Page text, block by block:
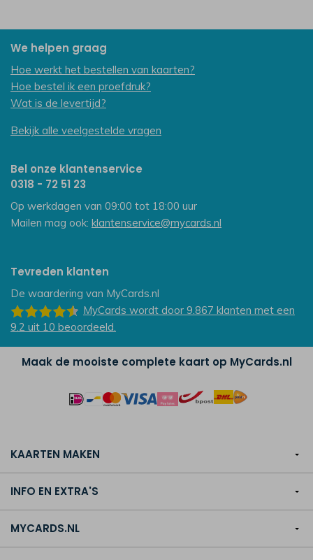
We helpen graag
Hoe werkt het bestellen van kaarten?
Hoe bestel ik een proefdruk?
Wat is de levertijd?
Bekijk alle veelgestelde vragen
Bel onze klantenservice
0318 - 72 51 23
Op werkdagen van 09:00 tot 18:00 uur
Mailen mag ook: klantenservice@mycards.nl
Tevreden klanten
De waardering van MyCards.nl
MyCards wordt door 9.867 klanten met een
9.2 uit 10 beoordeeld.
Maak de mooiste complete kaart op MyCards.nl
KAARTEN MAKEN
INFO EN EXTRA'S
MYCARDS.NL